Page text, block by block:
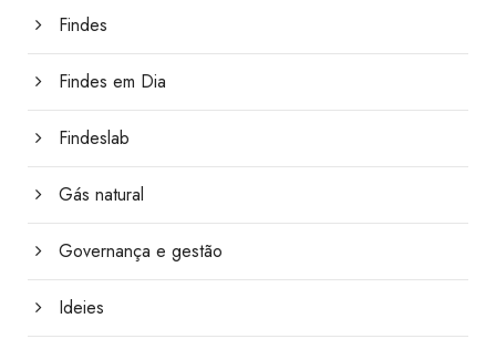
Findes
Findes em Dia
Findeslab
Gás natural
Governança e gestão
Ideies